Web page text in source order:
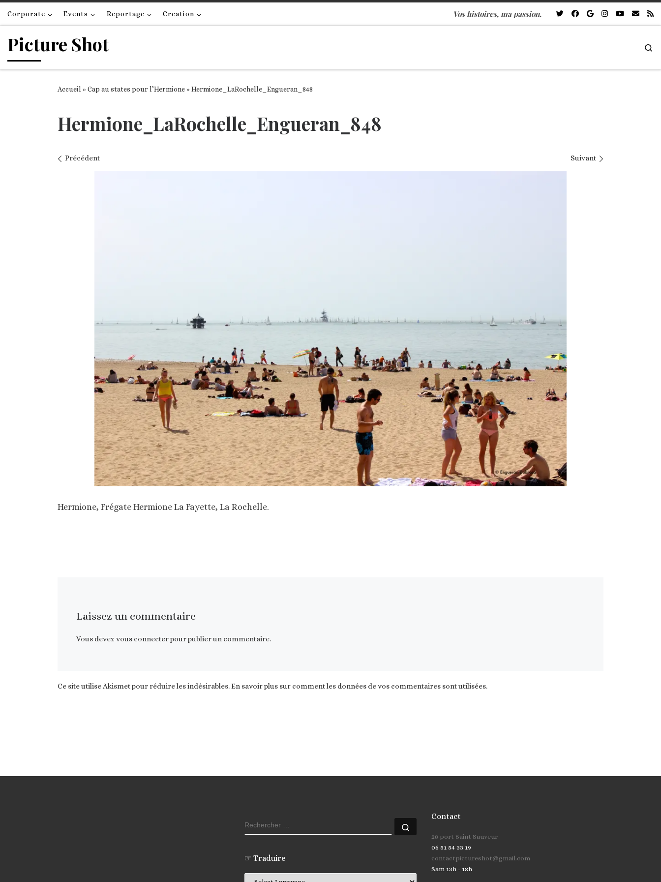
Passer au contenu
Corporate Events Reportage Creation Vos histoires, ma passion.
Picture Shot
Accueil »Cap au states pour l’Hermione»Hermione_LaRochelle_Engueran_848
Hermione_LaRochelle_Engueran_848
Navigation des images
Précédent Suivant
Hermione, Frégate Hermione La Fayette, La Rochelle.
Laissez un commentaire
Vous devez vous connecterpour publier un commentaire.
Ce site utilise Akismet pour réduire les indésirables.En savoir plus sur comment les données de vos commentaires sont utilisées.
RECHERCHER
☞ Traduire
Contact
28 port Saint Sauveur
06 51 54 33 19
contactpictureshot@gmail.com
Sam 13h - 18h